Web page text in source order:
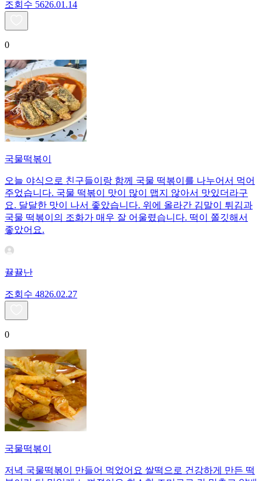
조회수 5626.01.14
0
국물떡볶이
오늘 야식으로 친구들이랑 함께 국물 떡볶이를 나누어서 먹어
주었습니다. 국물 떡볶이 맛이 많이 맵지 않아서 맛있더라구
요. 달달한 맛이 나서 좋았습니다. 위에 올라간 김말이 튀김과
국물 떡볶이의 조화가 매우 잘 어울렸습니다. 떡이 쫄깃해서
좋았어요.
뀰뀰난
조회수 4826.02.27
0
국물떡볶이
저녁 국물떡볶이 만들어 먹었어요 쌀떡으로 건강하게 만든 떡